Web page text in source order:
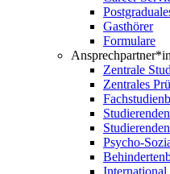
Gasthörer
Formulare
Zentrale
Zentrales
Psycho-